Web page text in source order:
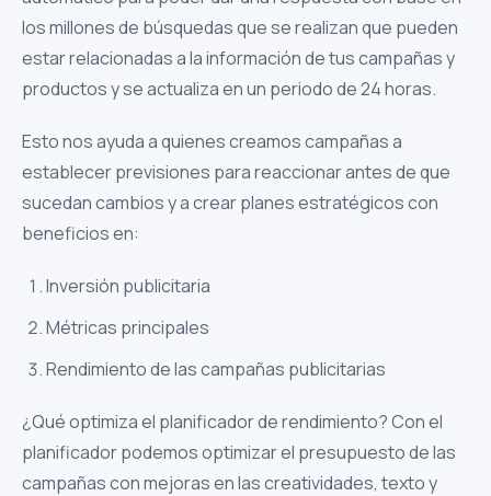
los millones de búsquedas que se realizan que pueden
estar relacionadas a la información de tus campañas y
productos y se actualiza en un periodo de 24 horas.
Esto nos ayuda a quienes creamos campañas a
establecer previsiones para reaccionar antes de que
sucedan cambios y a crear planes estratégicos con
beneficios en:
Inversión publicitaria
Métricas principales
Rendimiento de las campañas publicitarias
¿Qué optimiza el planificador de rendimiento? Con el
planificador podemos optimizar el presupuesto de las
campañas conmejoras en las creatividades, texto y